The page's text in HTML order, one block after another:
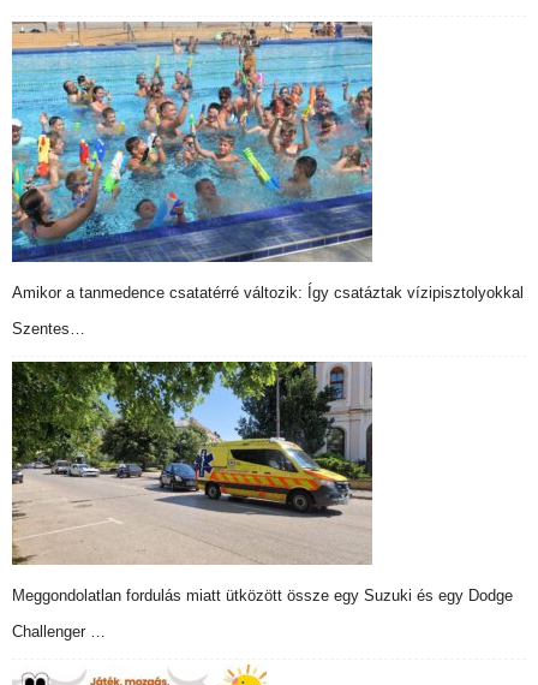
Amikor a tanmedence csatatérré változik: Így csatáztak vízipisztolyokkal
Szentes…
Meggondolatlan fordulás miatt ütközött össze egy Suzuki és egy Dodge
Challenger …